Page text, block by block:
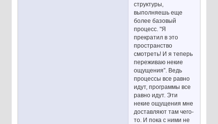
структуры,
выполняешь еще
более базовый
процесс. "Я
прекратил в это
пространство
смотреть! И я теперь
переживаю некие
ощущения”. Ведь
процессы все равно
идут, программы все
равно идут. Эти
некие ощущения мне
доставляют там чего-
то. И пока с ними не